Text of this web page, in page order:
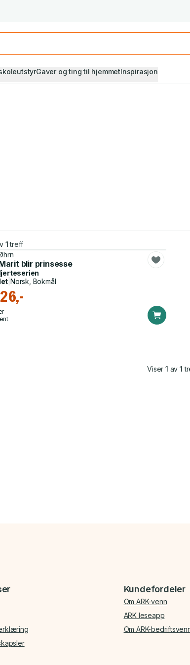
Gaver og ting til hjemmetInspirasjon
1 treff
blir prinsesse
|Norsk, Bokmål
Viser1 av 1
Kundefordeler
Om ARK-venn
ARK leseapp
Om ARK-